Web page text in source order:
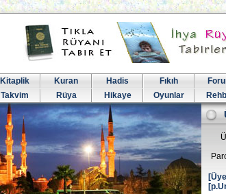
Kitaplik Kuran Hadis Fıkıh
Takvim Rüya Hikaye Oyunlar